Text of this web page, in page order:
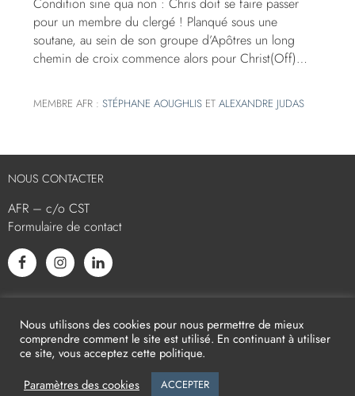
pour un membre du clergé ! Planqué sous une
soutane, au sein de son groupe d’Apôtres un long
chemin de croix commence alors pour Christ(Off)…
MEMBRE AFR :STÉPHANE AOUGHLIS ETALEXANDRE JUDAS
NOUS CONTACTER
AFR – c/o CST
Formulaire de contact
Nous utilisons des cookies pour nous permettre de mieux
comprendre comment le site est utilisé. En continuant à utiliser
ce site, vous acceptez cette politique.
Paramètres des cookies
ACCEPTER